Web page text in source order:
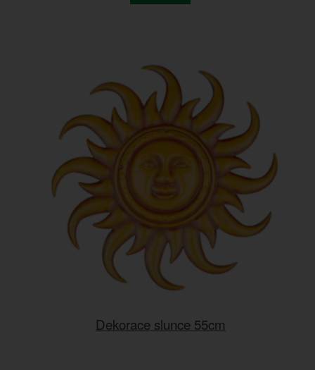
Dekorace slunce 55cm